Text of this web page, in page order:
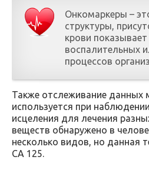
Онкомаркеры –
структуры,
крови
воспалительных
процессов
Также отслеживание данных
используется при
исцеления для лечения
веществ обнаружено в
несколько видов, но данная
СА 125.